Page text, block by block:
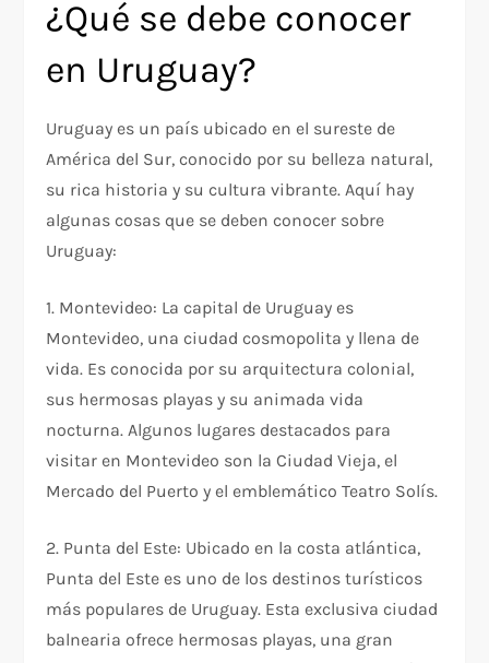
¿Qué se debe conocer
en Uruguay?
Uruguay es un país ubicado en el sureste de
América del Sur, conocido por su belleza natural,
su rica historia y su cultura vibrante. Aquí hay
algunas cosas que se deben conocer sobre
Uruguay:
1. Montevideo: La capital de Uruguay es
Montevideo, una ciudad cosmopolita y llena de
vida. Es conocida por su arquitectura colonial,
sus hermosas playas y su animada vida
nocturna. Algunos lugares destacados para
visitar en Montevideo son la Ciudad Vieja, el
Mercado del Puerto y el emblemático Teatro Solís.
2. Punta del Este: Ubicado en la costa atlántica,
Punta del Este es uno de los destinos turísticos
más populares de Uruguay. Esta exclusiva ciudad
balnearia ofrece hermosas playas, una gran